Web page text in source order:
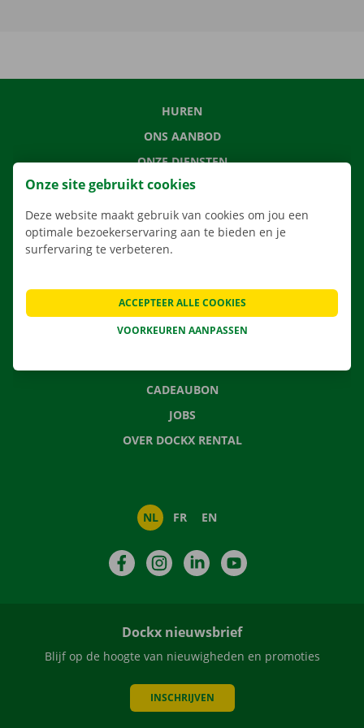
HUREN
ONS AANBOD
ONZE DIENSTEN
LOCATIES
APP
VERHUISOPLOSSINGEN
CONTACTEER ONS
VEELGESTELDE VRAGEN
CADEAUBON
JOBS
OVER DOCKX RENTAL
NL FR EN
FacebookInstagramLinkedIn
Dockx nieuwsbrief
Blijf op de hoogte van nieuwigheden en promoties
INSCHRIJVEN
Onze site gebruikt cookies
Deze website maakt gebruik van cookies om jou een
optimale bezoekerservaring aan te bieden en je
surfervaring te verbeteren.
VOORKEUREN AANPASSEN
ACCEPTEER ALLE COOKIES